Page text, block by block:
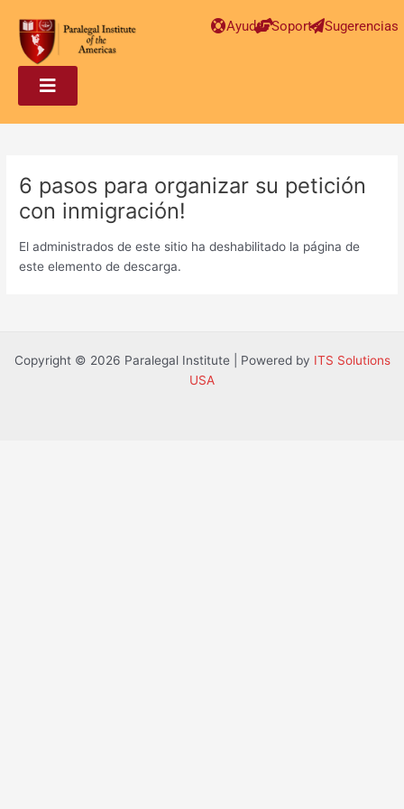
Ayuda Soporte Sugerencias
6 pasos para organizar su petición
con inmigración!
El administrados de este sitio ha deshabilitado la página de
este elemento de descarga.
navigation
Copyright © 2026 Paralegal Institute | Powered by ITS Solutions
USA